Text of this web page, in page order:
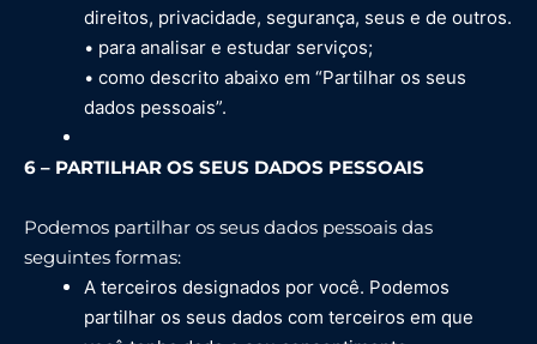
direitos, privacidade, segurança, seus e de outros.
• para analisar e estudar serviços;
• como descrito abaixo em “Partilhar os seus
dados pessoais”.
6 – PARTILHAR OS SEUS DADOS PESSOAIS
Podemos partilhar os seus dados pessoais das
seguintes formas:
A terceiros designados por você. Podemos
partilhar os seus dados com terceiros em que